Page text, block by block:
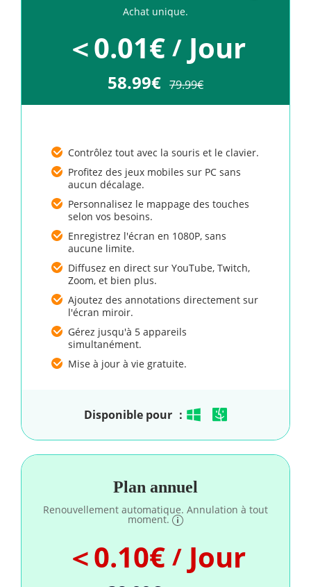
Achat unique.
＜0.01€ /Jour
58.99€ 79.99€
Contrôlez tout avec la souris et le clavier.
Profitez des jeux mobiles sur PC sans
aucun décalage.
Personnalisez le mappage des touches
selon vos besoins.
Enregistrez l'écran en 1080P, sans
aucune limite.
Diffusez en direct sur YouTube, Twitch,
Zoom, et bien plus.
Ajoutez des annotations directement sur
l'écran miroir.
Gérez jusqu'à 5 appareils
simultanément.
Mise à jour à vie gratuite.
Disponible pour ：
Plan annuel
Renouvellement automatique. Annulation à tout
moment.
＜0.10€ /Jour